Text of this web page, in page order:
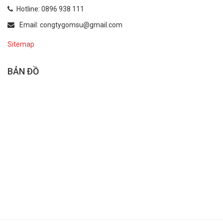
Hotline: 0896 938 111
Email: congtygomsu@gmail.com
Sitemap
BẢN ĐỒ